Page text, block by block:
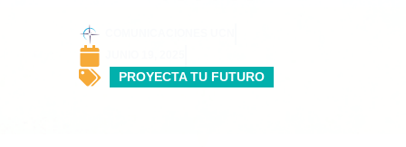
PROYECTA TU FUTURO